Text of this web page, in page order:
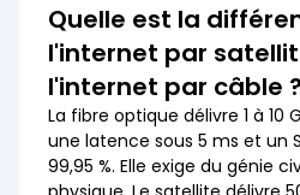
Quelle est la
l'internet par
l'internet par câble ?
La fibre optique délivre 1 à 10
une latence sous 5 ms et un
99,95 %. Elle exige du génie